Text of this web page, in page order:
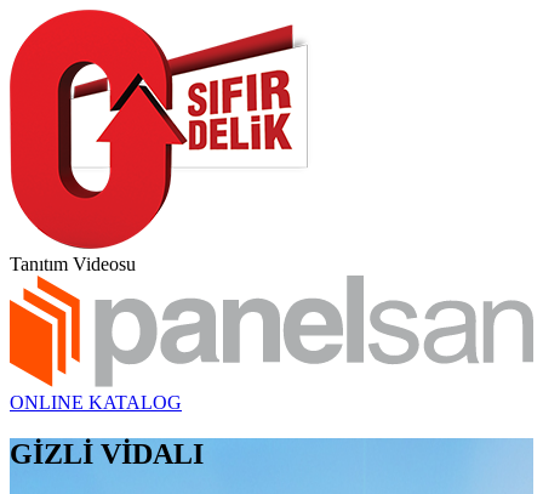
Tanıtım Videosu
ONLINE KATALOG
GİZLİ VİDALI